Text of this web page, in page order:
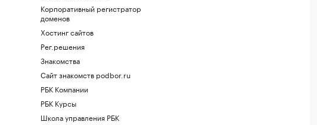
Корпоративный регистратор
доменов
Хостинг сайтов
Рег.решения
Знакомства
Сайт знакомств podbor.ru
РБК Компании
РБК Курсы
Школа управления РБК